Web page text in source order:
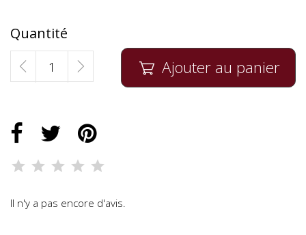
Quantité
 Ajouter au panier
Il n'y a pas encore d'avis.